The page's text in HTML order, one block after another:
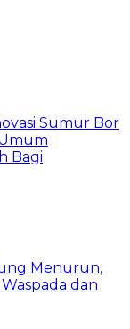
Sumur Bor
Bagi
Menurun,
dan